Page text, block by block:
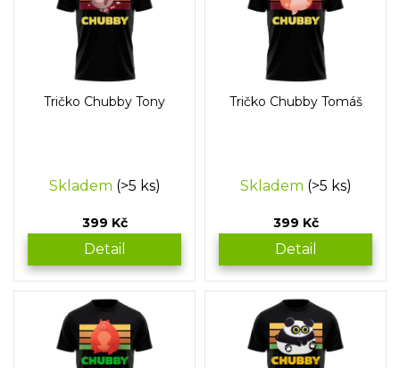
Tričko Chubby Tony
Skladem (>5 ks)
399 Kč
Detail
Tričko Chubby Tomáš
Skladem (>5 ks)
399 Kč
Detail